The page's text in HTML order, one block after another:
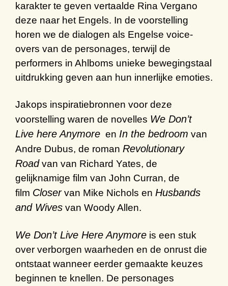
karakter te geven vertaalde Rina Vergano
deze naar het Engels. In de voorstelling
horen we de dialogen als Engelse voice-
overs van de personages, terwijl de
performers in Ahlboms unieke bewegingstaal
uitdrukking geven aan hun innerlijke emoties.
Jakops inspiratiebronnen voor deze
voorstelling waren de novelles We Don’t
Live here Anymore en In the bedroom van
Andre Dubus, de roman Revolutionary
Roadvan van Richard Yates, de
gelijknamige film van John Curran, de
film Closervan Mike Nichols en Husbands
and Wives van Woody Allen.
We Don’t Live Here Anymore is een stuk
over verborgen waarheden en de onrust die
ontstaat wanneer eerder gemaakte keuzes
beginnen te knellen. De personages